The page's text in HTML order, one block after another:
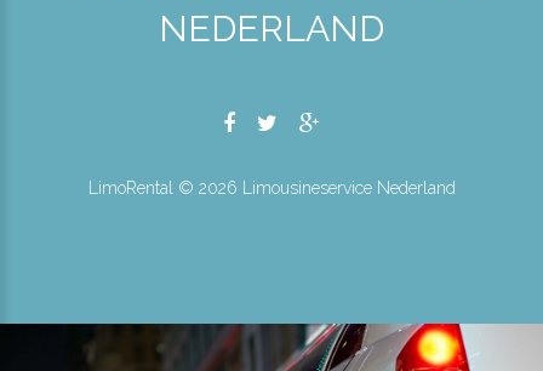
NEDERLAND
LimoRental © 2026 Limousineservice Nederland